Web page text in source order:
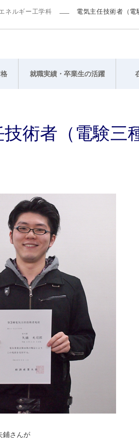
ネルギー工学科 電気主任技術者（電
就職実績・卒業生の活躍
術者（電験三
鋪さんが